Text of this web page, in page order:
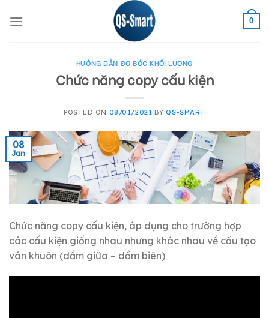
0
HƯỚNG DẪN ĐO BÓC KHỐI LƯỢNG
Chức năng copy cấu kiện
POSTED ON 08/01/2021 BYQS-SMART
08
Jan
Chức năng copy cấu kiện, áp dụng cho trường hợp
các cấu kiện giống nhau nhưng khác nhau về cấu tạo
ván khuôn (dầm giữa – dầm biên)